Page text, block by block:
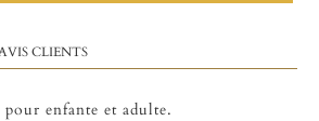
CLIENTS
pour enfante et adulte.